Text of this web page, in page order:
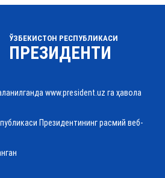
ЎЗБЕКИСТОН РЕСПУБЛИКАСИ
ПРЕЗИДЕНТИ
www.president.uz га ҳавола
Президентининг расмий веб-